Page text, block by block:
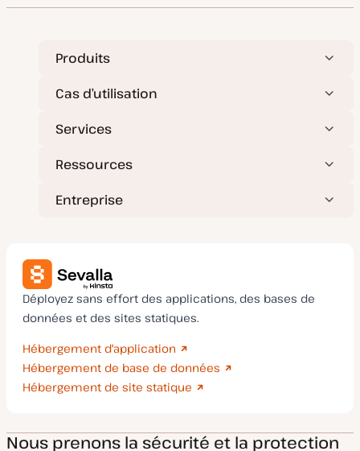
Produits
Cas d’utilisation
Services
Ressources
Entreprise
Déployez sans effort des applications, des bases de
données et des sites statiques.
Hébergement d'application
Hébergement de base de données
Hébergement de site statique
Nous prenons la sécurité et la protection